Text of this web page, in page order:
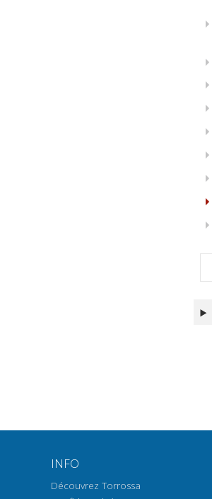
INFO
Découvrez Torrossa